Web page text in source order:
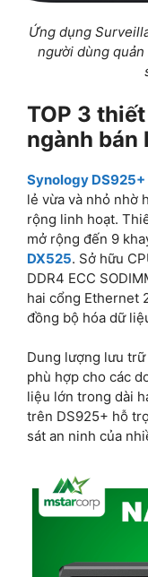
Ứng dụng
người dùng
TOP 3
ngành bán
Synology DS925+
lẻ vừa và nhỏ nhờ
rộng linh hoạt.
mở rộng đến 9
DX525. Sở hữu
DDR4 ECC
hai cổng Ethernet
đồng bộ hóa dữ
Dung lượng lưu
phù hợp cho các
liệu lớn trong dài
trên DS925+ hỗ
sát an ninh của